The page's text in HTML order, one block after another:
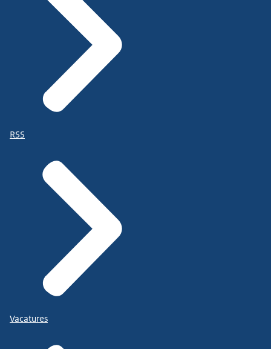
RSS
Vacatures